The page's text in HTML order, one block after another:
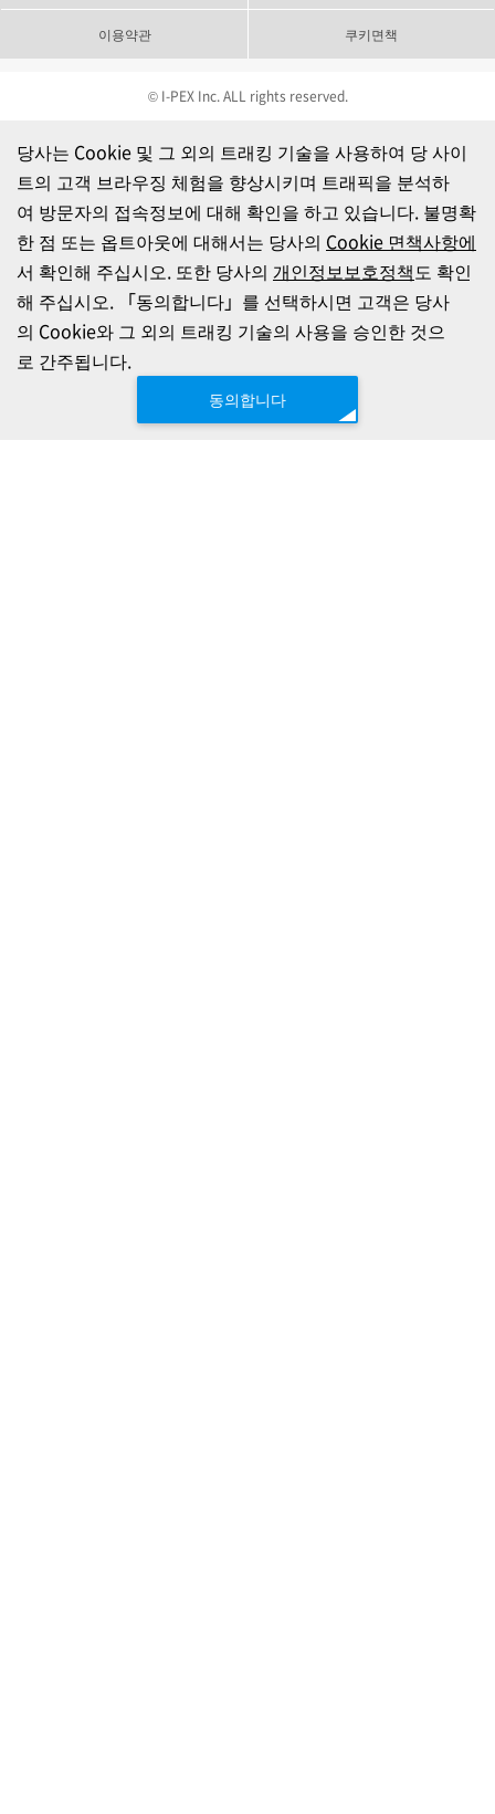
이용약관 쿠키면책
© I-PEX Inc. ALL rights reserved.
당사는 Cookie 및 그 외의 트래킹 기술을 사용하여 당 사이
트의 고객 브라우징 체험을 향상시키며 트래픽을 분석하
여 방문자의 접속정보에 대해 확인을 하고 있습니다. 불명확
한 점 또는 옵트아웃에 대해서는 당사의 Cookie 면책사항에
서 확인해 주십시오. 또한 당사의 개인정보보호정책도 확인
해 주십시오. 「동의합니다」를 선택하시면 고객은 당사
의 Cookie와 그 외의 트래킹 기술의 사용을 승인한 것으
로 간주됩니다.
동의합니다